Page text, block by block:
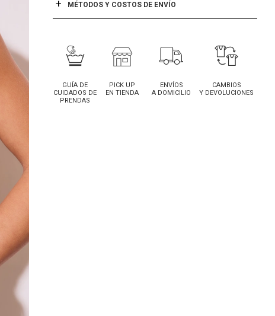
MÉTODOS Y COSTOS DE ENVÍO
GUÍA DE
CUIDADOS DE
PRENDAS
PICK UP
EN TIENDA
ENVÍOS
A DOMICILIO
CAMBIOS
Y DEVOLUCIONES